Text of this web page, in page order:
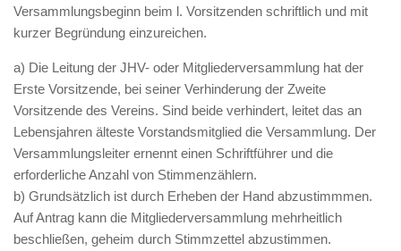
Versammlungsbeginn beim l. Vorsitzenden schriftlich und mit
kurzer Begründung einzureichen.
a) Die Leitung der JHV- oder Mitgliederversammlung hat der
Erste Vorsitzende, bei seiner Verhinderung der Zweite
Vorsitzende des Vereins. Sind beide verhindert, leitet das an
Lebensjahren älteste Vorstandsmitglied die Versammlung. Der
Versammlungsleiter ernennt einen Schriftführer und die
erforderliche Anzahl von Stimmenzählern.
b) Grundsätzlich ist durch Erheben der Hand abzustimmmen.
Auf Antrag kann die Mitgliederversammlung mehrheitlich
beschließen, geheim durch Stimmzettel abzustimmen.